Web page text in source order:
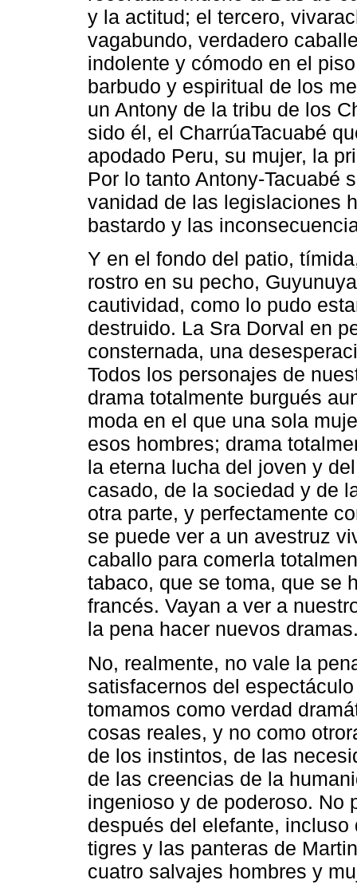
y la actitud; el tercero,
vagabundo, verdadero
indolente y cómodo en el
barbudo y espiritual de los
un Antony de la tribu de los
sido él, el CharrúaTacuabé
apodado Peru, su mujer, la
Por lo tanto Antony-Tacuabé
vanidad de las legislaciones
bastardo y las
Y en el fondo del patio,
rostro en su pecho,
cautividad, como lo pudo
destruido. La Sra Dorval en
consternada, una
Todos los personajes de
drama totalmente burgués
moda en el que una sola
esos hombres; drama
la eterna lucha del joven y
casado, de la sociedad y de
otra parte, y perfectamente
se puede ver a un avestruz
caballo para comerla
tabaco, que se toma, que se
francés. Vayan a ver a
la pena hacer nuevos
No, realmente, no vale la
satisfacernos del
tomamos como verdad
cosas reales, y no como
de los instintos, de las
de las creencias de la
ingenioso y de poderoso. No
después del elefante,
tigres y las panteras de
cuatro salvajes hombres y